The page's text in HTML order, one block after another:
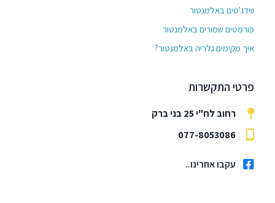
ווידג'טים באלמנטור
פורמטים שמורים באלמנטור
איך מקימים גלריה באלמנטור?
פרטי התקשרות
רחוב לח"י 25 בני ברק
077-8053086
עקבו אחרינו..